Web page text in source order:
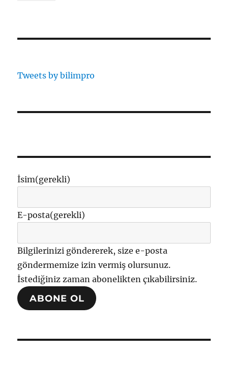
Tweets by bilimpro
İsim(gerekli)
E-posta(gerekli)
Bilgilerinizi göndererek, size e-posta
göndermemize izin vermiş olursunuz.
İstediğiniz zaman abonelikten çıkabilirsiniz.
ABONE OL